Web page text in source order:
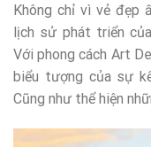
Không chỉ vì vẻ đẹp
lịch sử phát triển
Với phong cách Art
biểu tượng của sự
Cũng như thể hiện